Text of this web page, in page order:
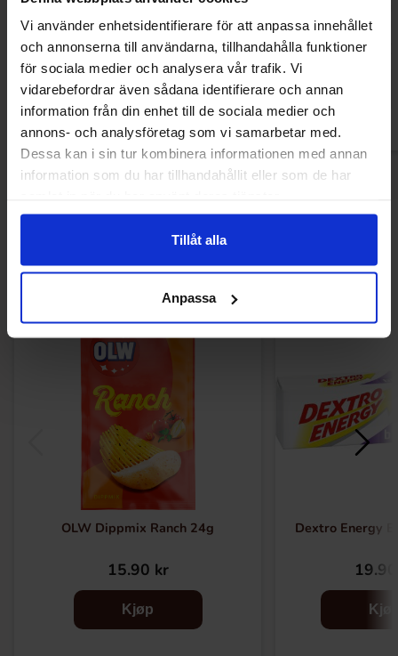
Vi använder enhetsidentifierare för att anpassa innehållet
och annonserna till användarna, tillhandahålla funktioner
för sociala medier och analysera vår trafik. Vi
vidarebefordrar även sådana identifierare och annan
information från din enhet till de sociala medier och
annons- och analysföretag som vi samarbetar med.
Dessa kan i sin tur kombinera informationen med annan
information som du har tillhandahållit eller som de har
Tillåt alla
Anpassa
Fini Tubes Creamy Strawberry Banana &
Cream 80g
26.90 kr
Kjøp
Twist
Andre kjøpte også
OLW Dippmix Ranch 24g
15.90 kr
Kjøp
Dextro Energy